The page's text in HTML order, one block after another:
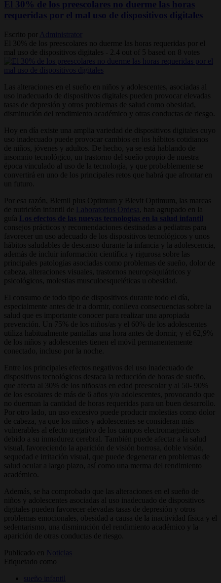
El 30% de los preescolares no duerme las horas
requeridas por el mal uso de dispositivos digitales
Escrito por
Administrator
El 30% de los preescolares no duerme las horas requeridas por el
mal uso de dispositivos digitales - 2.4 out of 5 based on 8 votes
Las alteraciones en el sueño en niños y adolescentes, asociadas al
uso inadecuado de dispositivos digitales pueden provocar elevadas
tasas de depresión y otros problemas de salud como obesidad,
disminución del rendimiento académico y otras conductas de riesgo.
Hoy en día existe una amplia variedad de dispositivos digitales cuyo
uso inadecuado puede provocar cambios en los hábitos cotidianos
de niños, jóvenes y adultos. De hecho, ya se está hablando de
insomnio tecnológico, un trastorno del sueño propio de nuestra
época vinculado al uso de la tecnología, y que probablemente se
convertirá en uno de los principales retos que habrá que afrontar en
un futuro.
Por esa razón, Blemil plus Optimum y Blevit Optimum, las marcas
de nutrición infantil de Laboratorios Ordesa , han agrupado en la
guía Los efectos de las nuevas tecnologías en la salud infantil
consejos prácticos y recomendaciones destinadas a pediatras para
favorecer un uso adecuado de los dispositivos tecnológicos y unos
hábitos saludables de descanso durante la infancia y la adolescencia,
además de incluir información científica y rigurosa sobre las
principales patologías asociadas como problemas de sueño, dolor de
cabeza, alteraciones visuales, trastornos neuropsiquiátricos y
psicológicos, molestias musculoesqueléticas u obesidad.
El consumo de todo tipo de dispositivos durante todo el día,
especialmente antes de ir a dormir, conlleva consecuencias sobre la
salud que es importante conocer para realizar una apropiada
prevención. Un 75% de los niños/as y el 60% de los adolescentes
utiliza habitualmente pantallas una hora antes de dormir, y el 62,9%
de los niños y adolescentes tienen el móvil permanentemente
conectado, incluso por la noche.
Entre los principales efectos negativos del uso inadecuado de
dispositivos tecnológicos destaca la reducción de horas de sueño,
que afecta al 30% de los niños/as en edad preescolar y al 50- 90%
de los escolares de más de 6 años y/o adolescentes, provocando que
no duerman la cantidad de horas requeridas para un buen desarrollo.
Por otro lado, un uso excesivo puede producir molestias como dolor
de cabeza, ya que los niños y adolescentes se consideran más
vulnerables al efecto negativo de los campos electromagnéticos
debido a su inmadurez cerebral. También puede afectar a la salud
visual, favoreciendo la aparición de visión borrosa, doble visión,
sequedad e irritación visual, que puede degenerar en problemas de
salud ocular a largo plazo, así como una merma del rendimiento
académico.
Además, se ha comprobado que las alteraciones en el sueño de
niños y adolescentes asociadas al uso inadecuado de dispositivos
digitales pueden favorecer elevadas tasas de depresión y otros
problemas emocionales, obesidad a causa de la inactividad física y el
sedentarismo, una disminución del rendimiento académico y la
aparición de otras conductas de riesgo.
Publicado en
Noticias
Etiquetado como
sueño infantil